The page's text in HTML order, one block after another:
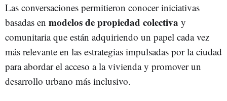
Las conversaciones permitieron conocer iniciativas
basadas en modelos de propiedad colectiva y
comunitaria que están adquiriendo un papel cada vez
más relevante en las estrategias impulsadas por la ciudad
para abordar el acceso a la vivienda y promover un
desarrollo urbano más inclusivo.